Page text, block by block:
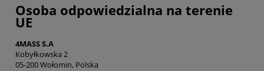
Osoba odpowiedzialna na terenie
UE
4MASS S.A
Kobyłkowska 2
05-200 Wołomin, Polska